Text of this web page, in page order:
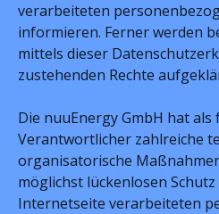
verarbeiteten
informieren. Ferner werden
mittels dieser
zustehenden Rechte
Die nuuEnergy GmbH hat
Verantwortlicher zahlreiche
organisatorische
möglichst lückenlosen
Internetseite verarbeiteten